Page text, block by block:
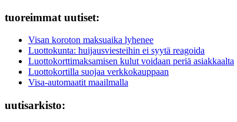
tuoreimmat uutiset:
Visan koroton maksuaika lyhenee
Luottokunta: huijausviesteihin ei syytä reagoida
Luottokorttimaksamisen kulut voidaan periä asiakkaalta
Luottokortilla suojaa verkkokauppaan
Visa-automaatit maailmalla
uutisarkisto: